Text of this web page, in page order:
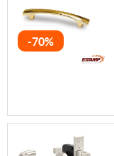
-70%